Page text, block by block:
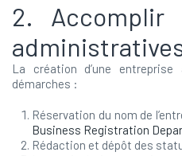
2. Accomplir
La création d’une
démarches :
Réservation du nom de
Business Registration
Rédaction et dépôt des